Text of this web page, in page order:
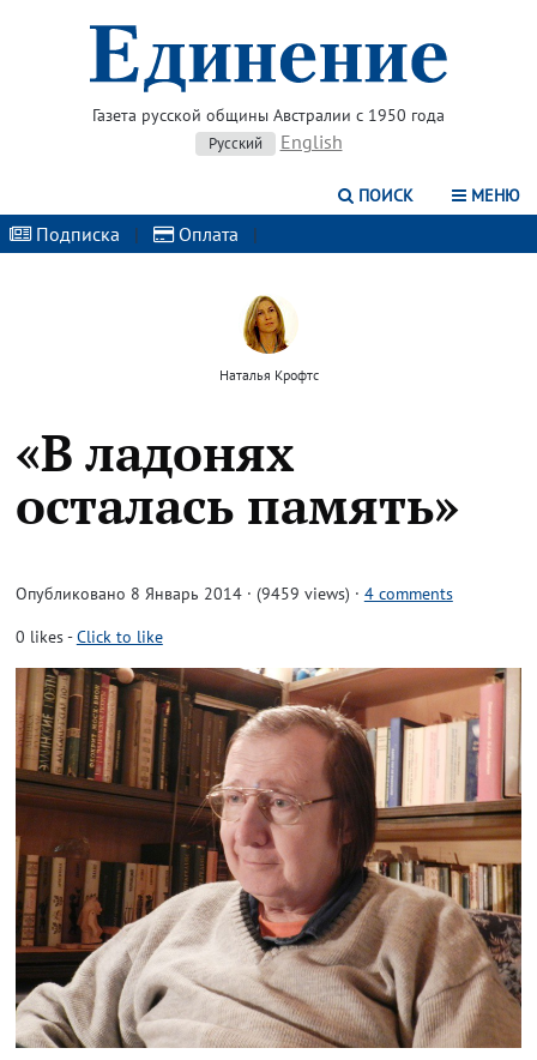
Газета русской общины Австралии с 1950 года
Русский English
ПОИСК МЕНЮ
Подписка | Оплата |
Наталья Крофтс
«В ладонях
осталась память»
Опубликовано 8 Январь 2014 · (9459 views) · 4 comments
0 likes-Click to like